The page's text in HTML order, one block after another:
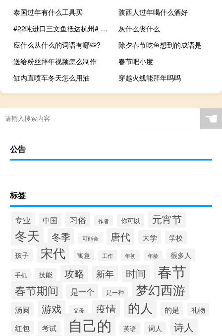
泰国过年有什么工具买
陕西人过年喝什么酒好
#22吨进口三文鱼抵达杭州# 到底什么情况嘞
灰什么丧什么
应什么从什么的词语有哪些?
除夕春节吃鱼想到的成语是
送给粉丝拜年视频怎么制作
春节吧小度
缸内直喷车冬天怎么用油
穿越火线能拜年吗吗
☚
公告
标签
专业 中国 习俗 作者 你可以 元宵节
冬天 冬季 可能会 唐代 大学
学校
孩子
宋代 寓意 工作 年初 年龄 很多人
手机 技能 攻略 新年 时间 春节
春节期间 是一个 是一种 梦幻西游
汤圆 游戏 父母 疫情 的人 的是
礼物
红包
考试 自己的 英语 词人 诗人